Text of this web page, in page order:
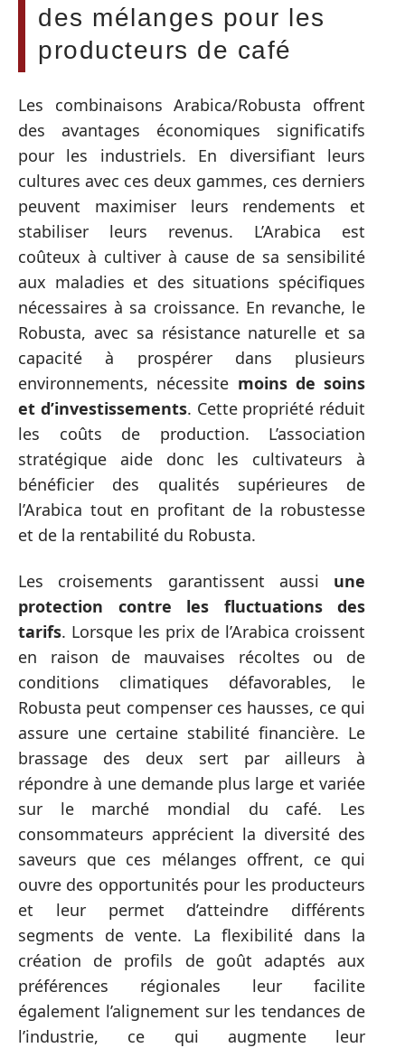
des mélanges pour les
producteurs de café
Les combinaisons Arabica/Robusta offrent
des avantages économiques significatifs
pour les industriels. En diversifiant leurs
cultures avec ces deux gammes, ces derniers
peuvent maximiser leurs rendements et
stabiliser leurs revenus. L’Arabica est
coûteux à cultiver à cause de sa sensibilité
aux maladies et des situations spécifiques
nécessaires à sa croissance. En revanche, le
Robusta, avec sa résistance naturelle et sa
capacité à prospérer dans plusieurs
environnements, nécessite moins de soins
et d’investissements. Cette propriété réduit
les coûts de production. L’association
stratégique aide donc les cultivateurs à
bénéficier des qualités supérieures de
l’Arabica tout en profitant de la robustesse
et de la rentabilité du Robusta.
Les croisements garantissent aussi une
protection contre les fluctuations des
tarifs. Lorsque les prix de l’Arabica croissent
en raison de mauvaises récoltes ou de
conditions climatiques défavorables, le
Robusta peut compenser ces hausses, ce qui
assure une certaine stabilité financière. Le
brassage des deux sert par ailleurs à
répondre à une demande plus large et variée
sur le marché mondial du café. Les
consommateurs apprécient la diversité des
saveurs que ces mélanges offrent, ce qui
ouvre des opportunités pour les producteurs
et leur permet d’atteindre différents
segments de vente. La flexibilité dans la
création de profils de goût adaptés aux
préférences régionales leur facilite
également l’alignement sur les tendances de
l’industrie, ce qui augmente leur